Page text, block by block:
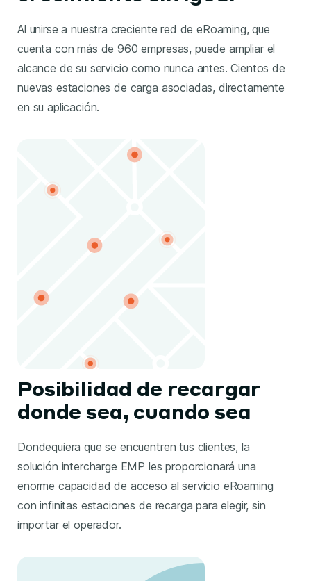
Al unirse a nuestra creciente red de eRoaming, que
cuenta con más de 960 empresas, puede ampliar el
alcance de su servicio como nunca antes. Cientos de
nuevas estaciones de carga asociadas, directamente
en su aplicación.
Posibilidad de recargar
donde sea, cuando sea
Dondequiera que se encuentren tus clientes, la
solución intercharge EMP les proporcionará una
enorme capacidad de acceso al servicio eRoaming
con infinitas estaciones de recarga para elegir, sin
importar el operador.